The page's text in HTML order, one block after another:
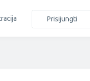
Prisijungti